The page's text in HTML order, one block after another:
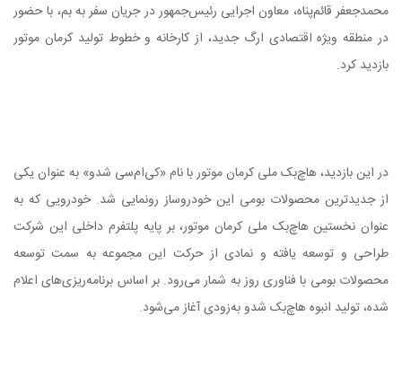
محمدجعفر قائم‌پناه، معاون اجرایی رئیس‌جمهور در جریان سفر به بم، با حضور
در منطقه ویژه اقتصادی ارگ جدید، از کارخانه و خطوط تولید کرمان موتور
بازدید کرد.
در این بازدید، هاچ‌بک ملی کرمان موتور با نام «کی‌ام‌سی شدو» به عنوان یکی
از جدیدترین محصولات بومی این خودروساز رونمایی شد. خودرویی که به‌
عنوان نخستین هاچ‌بک ملی کرمان موتور، بر پایه پلتفرم داخلی این شرکت
طراحی و توسعه یافته و نمادی از حرکت این مجموعه به سمت توسعه
محصولات بومی با فناوری روز به شمار می‌رود. بر اساس برنامه‌ریزی‌های اعلام
شده، تولید انبوه هاچ‌بک شدو به‌زودی آغاز می‌شود.